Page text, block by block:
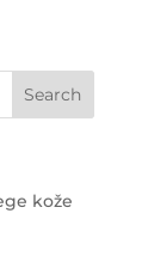
kože